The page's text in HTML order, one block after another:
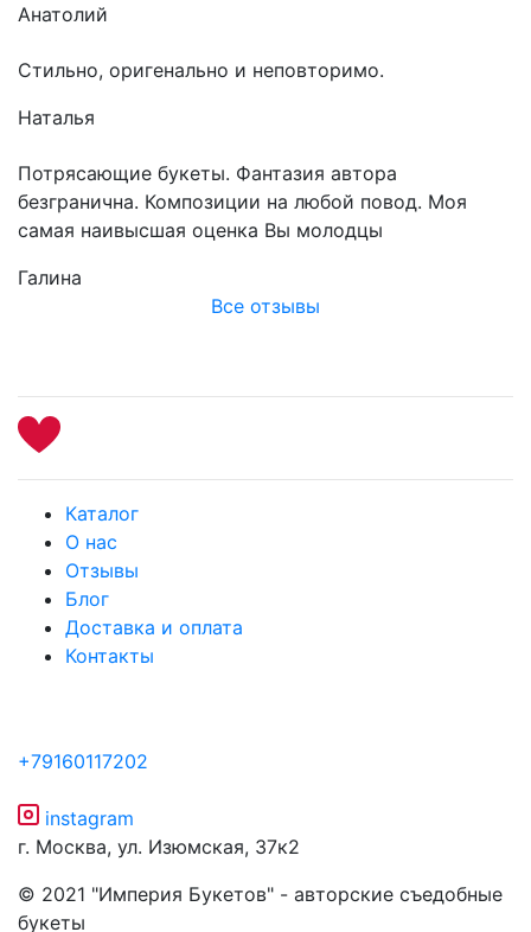
Анатолий
Стильно, оригенально и неповторимо.
Наталья
Потрясающие букеты. Фантазия автора
безгранична. Композиции на любой повод. Моя
самая наивысшая оценка Вы молодцы
Галина
Все отзывы
Каталог
О нас
Отзывы
Блог
Доставка и оплата
Контакты
+79160117202
instagram
г. Москва, ул. Изюмская, 37к2
© 2021 "Империя Букетов" - авторские съедобные
букеты